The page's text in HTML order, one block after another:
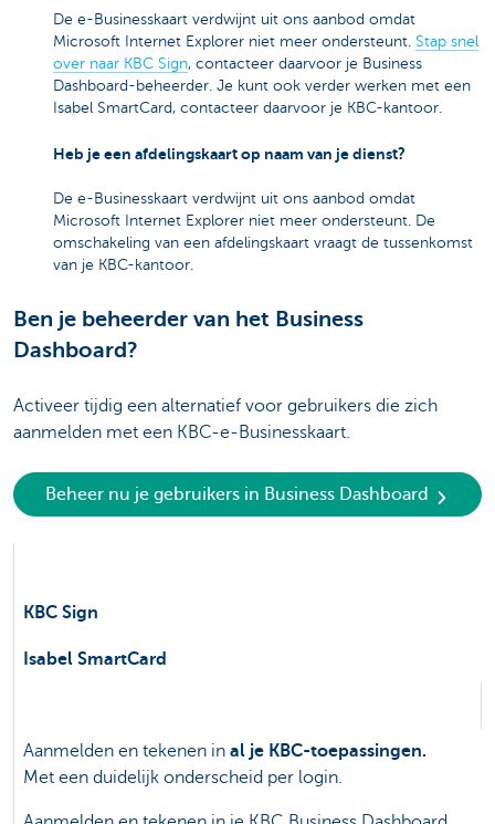
De e-Businesskaart verdwijnt uit ons aanbod omdat
Microsoft Internet Explorer niet meer ondersteunt. Stap snel
over naar KBC Sign, contacteer daarvoor je Business
Dashboard-beheerder. Je kunt ook verder werken met een
Isabel SmartCard, contacteer daarvoor je KBC-kantoor.
Heb je een afdelingskaart op naam van je dienst?
De e-Businesskaart verdwijnt uit ons aanbod omdat
Microsoft Internet Explorer niet meer ondersteunt. De
omschakeling van een afdelingskaart vraagt de tussenkomst
van je KBC-kantoor.
Ben je beheerder van het Business
Dashboard?
Activeer tijdig een alternatief voor gebruikers die zich
aanmelden met een KBC-e-Businesskaart.
Beheer nu je gebruikers in Business Dashboard
KBC Sign
Isabel SmartCard
Aanmelden en tekenen in al je KBC-toepassingen.
Met een duidelijk onderscheid per login.